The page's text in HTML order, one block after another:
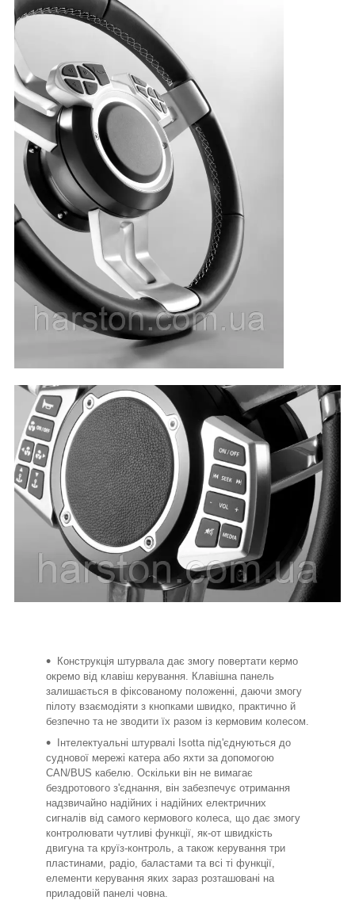
Конструкція штурвала дає змогу повертати кермо
окремо від клавіш керування. Клавішна панель
залишається в фіксованому положенні, даючи змогу
пілоту взаємодіяти з кнопками швидко, практично й
безпечно та не зводити їх разом із кермовим колесом.
Інтелектуальні штурвалі Isotta під'єднуються до
суднової мережі катера або яхти за допомогою
CAN/BUS кабелю. Оскільки він не вимагає
бездротового з'єднання, він забезпечує отримання
надзвичайно надійних і надійних електричних
сигналів від самого кермового колеса, що дає змогу
контролювати чутливі функції, як-от швидкість
двигуна та круїз-контроль, а також керування три
пластинами, радіо, баластами та всі ті функції,
елементи керування яких зараз розташовані на
приладовій панелі човна.